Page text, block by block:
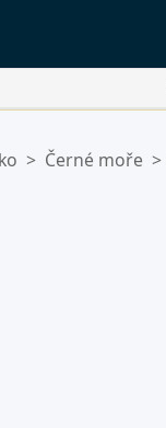
je prázdný.
> Černé moře >